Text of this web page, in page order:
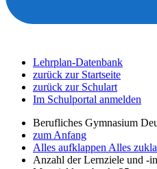
Lehrplan-Datenbank
zurück zur Startseite
zurück zur Schulart
Im Schulportal anmelden
Berufliches Gymnasium
zum Anfang
Alles aufklappen Alles
Anzahl der Lernziele und -